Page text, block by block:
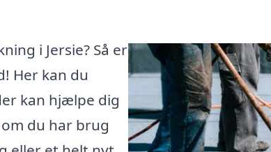
i Jersie? Så er
Her kan du
kan hjælpe dig
du har brug